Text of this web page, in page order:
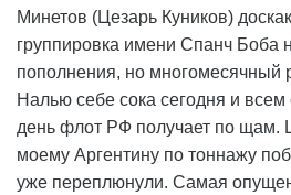
Минетов (Цезарь Куников)
группировка имени Спанч Боба
пополнения, но многомесячный
Налью себе сока сегодня и
день флот РФ получает по щам.
моему Аргентину по тоннажу
уже переплюнули. Самая